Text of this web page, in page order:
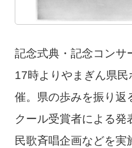
記念式典・記念コンサ
17時よりやまぎん県
催。県の歩みを振り返
クール受賞者による発
民歌斉唱企画などを実